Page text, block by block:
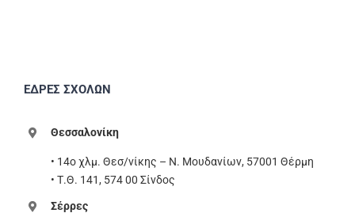
ΕΔΡΕΣ ΣΧΟΛΩΝ
Θεσσαλονίκη
• 14ο χλμ. Θεσ/νίκης – Ν. Μουδανίων, 57001 Θέρμη
• Τ.Θ. 141, 574 00 Σίνδος
Σέρρες